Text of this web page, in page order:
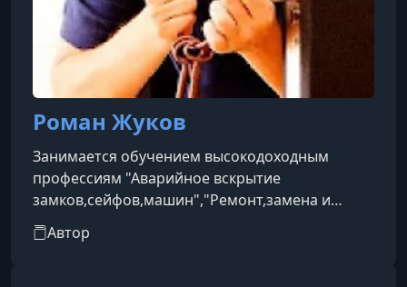
Роман Жуков
Занимается обучением высокодоходным
профессиям "Аварийное вскрытие
замков,сейфов,машин","Ремонт,замена и
установка замков". Мастер аварийного
вскрытия,помогаю людям попасть домой.
Автор